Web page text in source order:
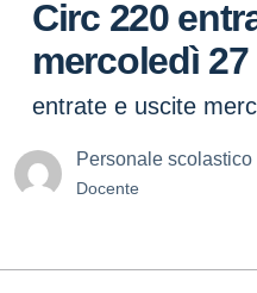
Circ 220
mercoledì
entrate e uscite
Personale scolastico
Docente